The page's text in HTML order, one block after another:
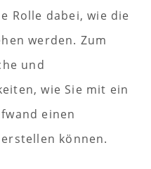
Rolle dabei, wie die
werden. Zum
und
wie Sie mit ein
einen
können.